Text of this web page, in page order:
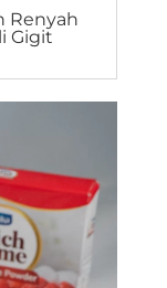
Renyah
Gigit